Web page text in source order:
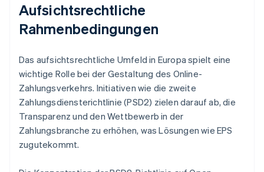
Aufsichtsrechtliche
Rahmenbedingungen
Das aufsichtsrechtliche Umfeld in Europa spielt eine
wichtige Rolle bei der Gestaltung des Online-
Zahlungsverkehrs. Initiativen wie die zweite
Zahlungsdiensterichtlinie (PSD2) zielen darauf ab, die
Transparenz und den Wettbewerb in der
Zahlungsbranche zu erhöhen, was Lösungen wie EPS
zugutekommt.